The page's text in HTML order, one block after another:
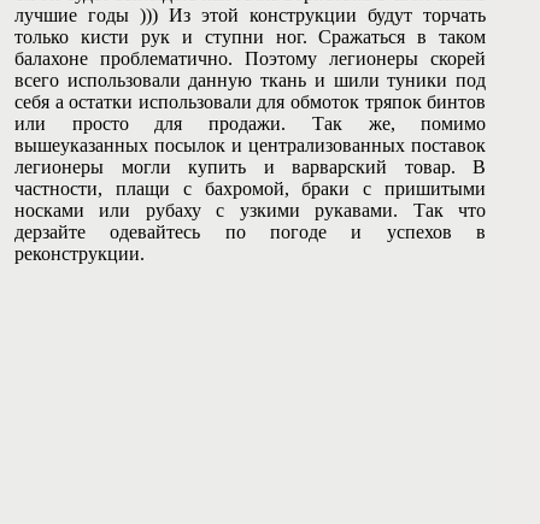
лучшие годы ))) Из этой конструкции будут торчать
только кисти рук и ступни ног. Сражаться в таком
балахоне проблематично. Поэтому легионеры скорей
всего использовали данную ткань и шили туники под
себя а остатки использовали для обмоток тряпок бинтов
или просто для продажи. Так же, помимо
вышеуказанных посылок и централизованных поставок
легионеры могли купить и варварский товар. В
частности, плащи с бахромой, браки с пришитыми
носками или рубаху с узкими рукавами. Так что
дерзайте одевайтесь по погоде и успехов в
реконструкции.